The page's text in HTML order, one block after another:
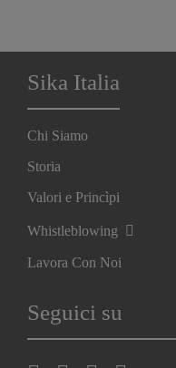
Sika Italia
Chi Siamo
Storia
Valori e Princìpi
Whistleblowing
Lavora Con Noi
Seguici su